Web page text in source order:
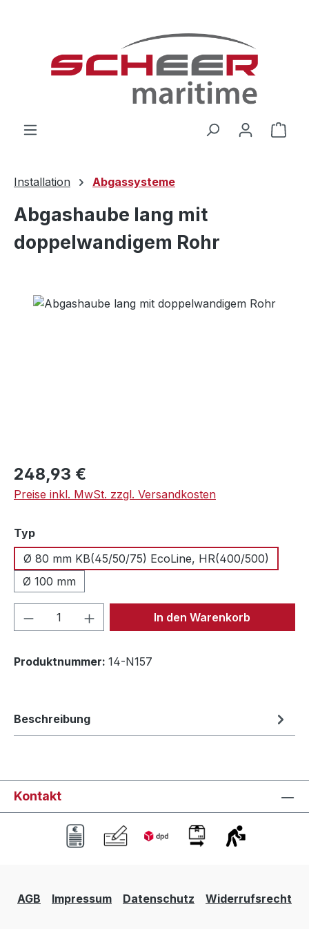
Installation Abgassysteme
Abgashaube lang mit
doppelwandigem Rohr
Bildergalerie überspringen
Regulärer Preis:
248,93 €
Preise inkl. MwSt. zzgl. Versandkosten
Typauswählen
Ø 80 mm KB(45/50/75) EcoLine, HR(400/500)
Ø 100 mm
Produkt Anzahl: Gib denIn den Warenkorb
Produktnummer: 14-N157
Beschreibung
Kontakt
AGB Impressum Datenschutz Widerrufsrecht